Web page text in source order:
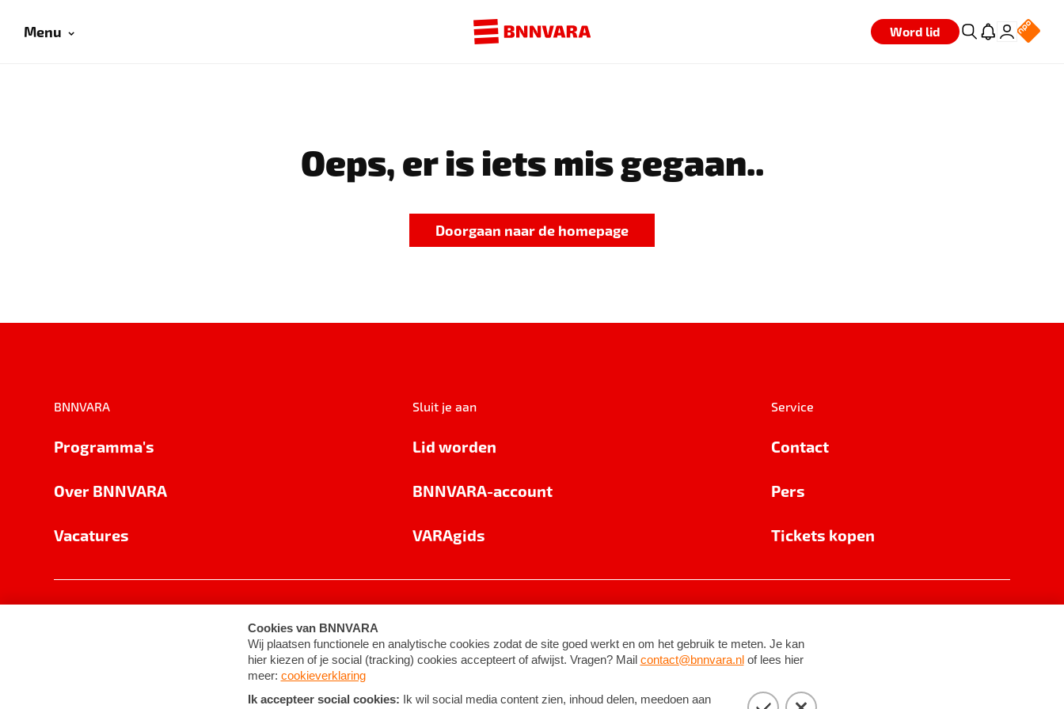
Menu Word lid
Oeps, er is iets mis gegaan..
Doorgaan naar de homepage
BNNVARA
Programma's
Over BNNVARA
Vacatures
Sluit je aan
Lid worden
BNNVARA-account
VARAgids
Service
Contact
Pers
Tickets kopen
Cookie-instellingen Algemene voorwaarden ©2026BNNVARA